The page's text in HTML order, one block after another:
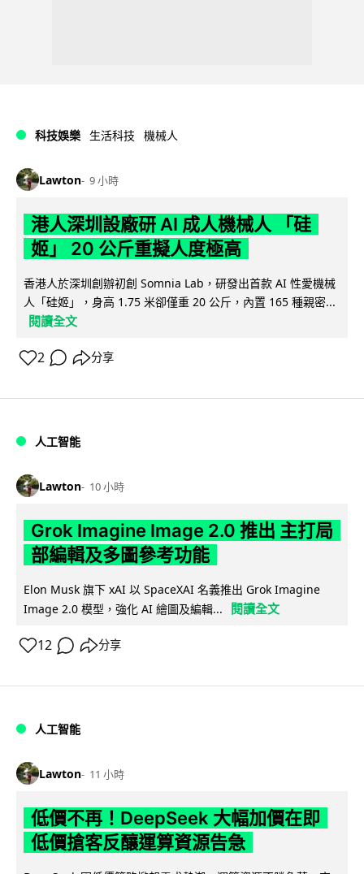
科技娛樂 生活科技 機械人
Lawton 9 小時
港人深圳設廠研 AI 成人機械人 「硅
姬」 20 公斤重擬人度極高
香港人於深圳創辦初創 Somnia Lab，研發出首款 AI 性愛機械
人「硅姬」，身高 1.75 米卻僅重 20 公斤，內置 165 種親密...
閱讀全文
2 分享
人工智能
Lawton 10 小時
Grok Imagine Image 2.0 推出 主打局
部編輯及多圖參考功能
Elon Musk 旗下 xAI 以 SpaceXAI 名義推出 Grok Imagine
Image 2.0 模型，強化 AI 繪圖及編輯...
閱讀全文
12 分享
人工智能
Lawton 11 小時
低價不再！DeepSeek 大幅加價在即
低價搶客反釀運算資源告急